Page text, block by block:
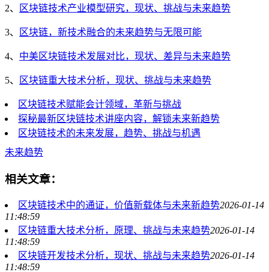
2、 区块链技术产业模型研究，现状、挑战与未来趋势
3、 区块链，新技术融合的未来趋势与无限可能
4、 中美区块链技术发展对比，现状、差异与未来趋势
5、 区块链重大技术分析，现状、挑战与未来趋势
区块链技术赋能会计领域，革新与挑战
探秘最新区块链技术讲座内容，解锁未来新趋势
区块链技术的未来发展，趋势、挑战与机遇
未来趋势
相关文章：
区块链技术中的通证，价值新载体与未来新趋势2026-01-14
11:48:59
区块链重大技术分析，原理、挑战与未来趋势2026-01-14
11:48:59
区块链开发技术分析，现状、挑战与未来趋势2026-01-14
11:48:59